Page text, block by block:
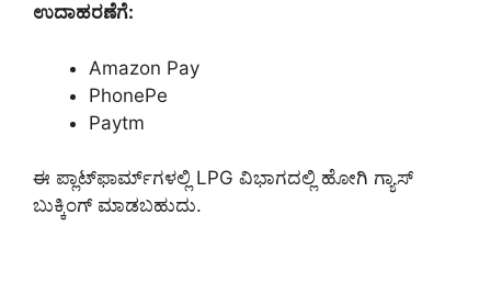
ಉದಾಹರಣೆಗೆ:
Amazon Pay
PhonePe
Paytm
ಈ ಪ್ಲಾಟ್‌ಫಾರ್ಮ್‌ಗಳಲ್ಲಿ LPG ವಿಭಾಗದಲ್ಲಿ ಹೋಗಿ ಗ್ಯಾಸ್
ಬುಕ್ಕಿಂಗ್ ಮಾಡಬಹುದು.